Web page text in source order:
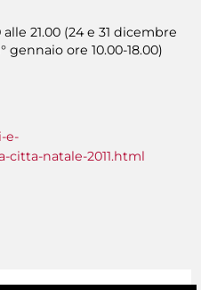
21.00 (24 e 31 dicembre
gennaio ore 10.00-18.00)
e-
natale-2011.html